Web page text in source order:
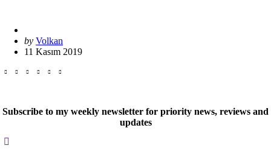
Posted
by
by Volkan
11 Kasım 2019
Subscribe to my weekly newsletter for priority news, reviews and
updates